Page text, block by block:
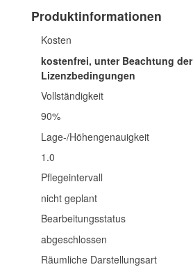
Produktinformationen
Kosten
kostenfrei, unter Beachtung der
Lizenzbedingungen
Vollständigkeit
90%
Lage-/Höhengenauigkeit
1.0
Pflegeintervall
nicht geplant
Bearbeitungsstatus
abgeschlossen
Räumliche Darstellungsart